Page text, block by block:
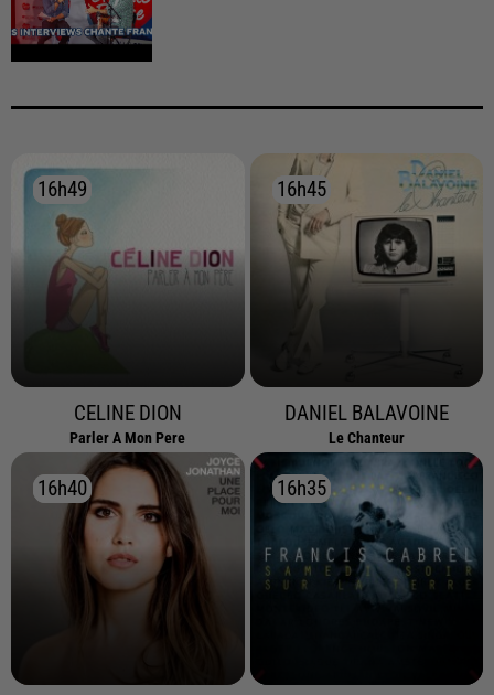
16h49
16h49
CELINE DION
Parler A Mon Pere
16h45
16h45
DANIEL BALAVOINE
Le Chanteur
16h40
16h40 16h35
16h35